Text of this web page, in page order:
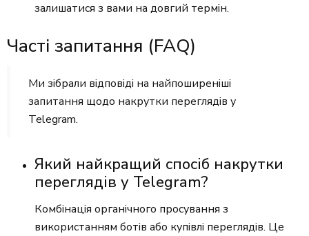
залишатися з вами на довгий термін.
Часті запитання (FAQ)
Ми зібрали відповіді на найпоширеніші
запитання щодо накрутки переглядів у
Telegram.
Який найкращий спосіб накрутки
переглядів у Telegram?
Комбінація органічного просування з
використанням ботів або купівлі переглядів. Це